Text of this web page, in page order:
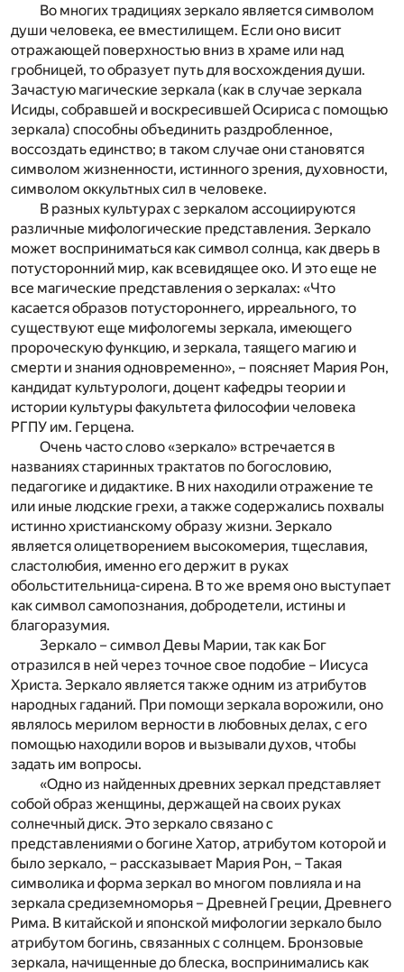
Во многих традициях зеркало является символом
души человека, ее вместилищем. Если оно висит
отражающей поверхностью вниз в храме или над
гробницей, то образует путь для восхождения души.
Зачастую магические зеркала (как в случае зеркала
Исиды, собравшей и воскресившей Осириса с помощью
зеркала) способны объединить раздробленное,
воссоздать единство; в таком случае они становятся
символом жизненности, истинного зрения, духовности,
символом оккультных сил в человеке.
В разных культурах с зеркалом ассоциируются
различные мифологические представления. Зеркало
может восприниматься как символ солнца, как дверь в
потусторонний мир, как всевидящее око. И это еще не
все магические представления о зеркалах: «Что
касается образов потустороннего, ирреального, то
существуют еще мифологемы зеркала, имеющего
пророческую функцию, и зеркала, таящего магию и
смерти и знания одновременно», – поясняет Мария Рон,
кандидат культурологи, доцент кафедры теории и
истории культуры факультета философии человека
РГПУ им. Герцена.
Очень часто слово «зеркало» встречается в
названиях старинных трактатов по богословию,
педагогике и дидактике. В них находили отражение те
или иные людские грехи, а также содержались похвалы
истинно христианскому образу жизни. Зеркало
является олицетворением высокомерия, тщеславия,
сластолюбия, именно его держит в руках
обольстительница-сирена. В то же время оно выступает
как символ самопознания, добродетели, истины и
благоразумия.
Зеркало – символ Девы Марии, так как Бог
отразился в ней через точное свое подобие – Иисуса
Христа. Зеркало является также одним из атрибутов
народных гаданий. При помощи зеркала ворожили, оно
являлось мерилом верности в любовных делах, с его
помощью находили воров и вызывали духов, чтобы
задать им вопросы.
«Одно из найденных древних зеркал представляет
собой образ женщины, держащей на своих руках
солнечный диск. Это зеркало связано с
представлениями о богине Хатор, атрибутом которой и
было зеркало, – рассказывает Мария Рон, – Такая
символика и форма зеркал во многом повлияла и на
зеркала средиземноморья – Древней Греции, Древнего
Рима. В китайской и японской мифологии зеркало было
атрибутом богинь, связанных с солнцем. Бронзовые
зеркала, начищенные до блеска, воспринимались как